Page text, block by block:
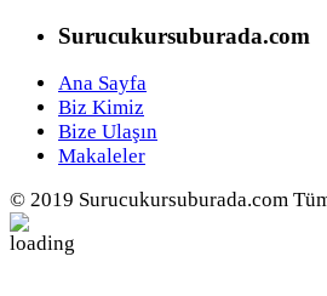
Surucukursuburada.com
Ana Sayfa
Biz Kimiz
Bize Ulaşın
Makaleler
© 2019 Surucukursuburada.com